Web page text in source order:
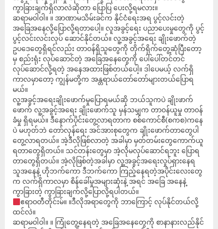
ကွာခြားချက်ရှိလာလဲဆိုတာ ပြောပြ ပေးလို့ရမလား။
ဆရာမဝါဝါ။ ။ အာဏာမသိမ်းခင်က နိုင်ငံရေးအရ ပွင့်လင်းတဲ့
အခြေအနေလို့ပြောလို့ရတာပေါ့။ လူအခွင့်ရေး ပညာပေးမှုတွေကို ပွင့်
ပွင့်လင်းလင်းလုပ် ဆောင်နိုင်တယ်။ လူ့အခွင့်အရေး ချိုးဖောက်တဲ့
ဥပဒေတွေရှိရင်လည်း တာ၀န်ရှိသူတွေကို တိုက်ရိုက်တွေ့ဆုံပြီးတော့
မှ စည်းရုံး လုပ်ဆောင်တဲ့ အခြေအနေတွေကို ပေါ်ပေါ်တင်တင်
လုပ်ဆောင်လို့ရတဲ့ အနေအထားဖြစ်တယ်ပေါ့။ ဒါပေမယ့် လက်ရှိ
ကာလမှာတော့ ကျွန်မတို့က အန္တရာယ်တော်တော်များတယ်ပြောရ
မယ်။
လူ့အခွင့်အရေးချိုးဖောက်မှုပြောရမယ်ဆို ဘယ်သူကပဲ ချိုးဖာက်
ဖောက် လူ့အခွင့်အရေး ချိုးဖောက်သူ မှန်သမျှက တာ၀န်ယူမှု တာ၀န်
ခံမှု ရှိရမယ်။ ဒီနောက်ပိုင်းတွေ့လာရတာက စစ်ကောင်စီ(စကစ)ကနေ
ပဲ မဟုတ်ဘဲ တော်လှန်ရေး အင်အားစုတွေက ချိုးဖောက်တာတွေပါ
တွေ့လာရတယ်။ အဲ့ဒီလိုဖြစ်လာတဲ့ အခါမှာ မှတ်တမ်းတွေကောက်ယူ
ရတာတွေရှိတယ်။ သင်တန်းတွေမှာ အဲ့လိုမလုပ်ဆောင်ရဘူး ပြောရ
တာတွေရှိတယ်။ အဲ့လိုဖြစ်တဲ့အခါမှာ လူ့အခွင့်အရေးလှုပ်ရှားနေရ
သူ‌အနေနဲ့ ဟိုဘက်ကော ဒီဘက်ကော ကြည့်နေရတဲ့အပိုင်းလေးတွေ
က လက်ရှိကာလမှာ စိန်ခေါ်မှုအများဆုံးနဲ့ အရင် အခြေ အနေနဲ့
ကွာခြားတဲ့ ကွာခြားချက်လို့ပြောလို့ရပါတယ်။
ဧရာဝတီတိုင်းမ်။ ။ဒီလိုအရာတွေကို ဘာကြောင့် လုပ်နိုင်တယ်လို့
ထင်လဲ။
ဆရာမဝါဝါ။ ။ ကြုံတွေ့နေရတဲ့ အခြေအနေတွေကို စာနာနားလည်နိုင်